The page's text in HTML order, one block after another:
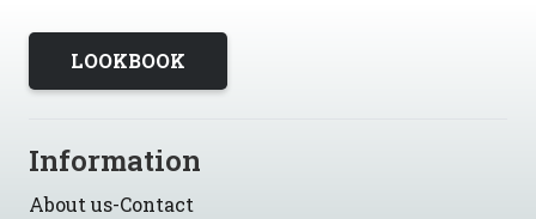
LOOKBOOK
Information
About us-Contact